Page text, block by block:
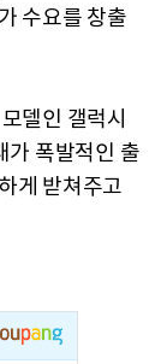
수요를 창출
델인 갤럭시
가 폭발적인 출
게 받쳐주고